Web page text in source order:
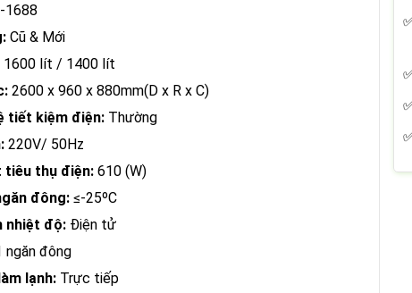
1688
Cũ & Mới
1600 lít / 1400 lít
2600 x 960 x 880mm(D x R x C)
tiết kiệm điện: Thường
220V/ 50Hz
tiêu thụ điện: 610 (W)
đông: ≤-25ºC
nhiệt độ: Điện tử
ngăn đông
lạnh: Trực tiếp